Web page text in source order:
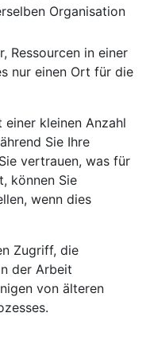
Organisation
Ressourcen in einer
nur einen Ort für die
kleinen Anzahl
Sie Ihre
vertrauen, was für
können Sie
wenn dies
Zugriff, die
der Arbeit
von älteren